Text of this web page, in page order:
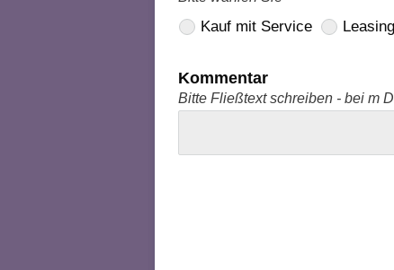
Kauf mit Service
Kommentar
Bitte Fließtext schreiben - bei m